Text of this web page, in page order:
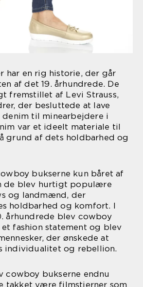
har en rig historie, der går
af det 19. århundrede. De
fremstillet af Levi Strauss,
der besluttede at lave
denim til minearbejdere i
var et ideelt materiale til
grund af dets holdbarhed og
bukserne kun båret af
de blev hurtigt populære
og landmænd, der
holdbarhed og komfort. I
århundrede blev cowboy
et fashion statement og blev
der ønskede at
individualitet og rebellion.
cowboy bukserne endnu
takket være filmstjerner som